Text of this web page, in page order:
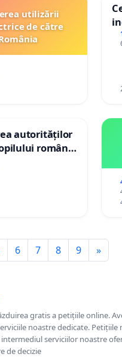
utilizării
de către
autorităților
român
aflat în
de 12
6 7 8 9 »
gratis a petițiile online.
noastre dedicate. Petițiile
serviciilor noastre
de decizie